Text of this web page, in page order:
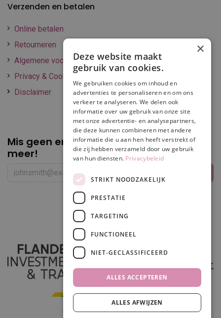
In winkelwagen
Verzenden en betalen
Online betalen
Retourneren
Algemene voorwaarden
Privacy & Cookie policy
Disclaimer
Mis geen enkelepromotie of korting
meer!
×
Deze website maakt
gebruik van cookies.
We gebruiken cookies om inhoud en
advertenties te personaliseren en om ons
verkeer te analyseren. We delen ook
informatie over uw gebruik van onze site
met onze advertentie- en analysepartners,
die deze kunnen combineren met andere
informatie die u aan hen heeft verstrekt of
die zij hebben verzameld door uw gebruik
van hun diensten. Privacybeleid
STRIKT NOODZAKELIJK
PRESTATIE
TARGETING
FUNCTIONEEL
NIET-GECLASSIFICEERD
ALLES ACCEPTEREN
ALLES AFWIJZEN